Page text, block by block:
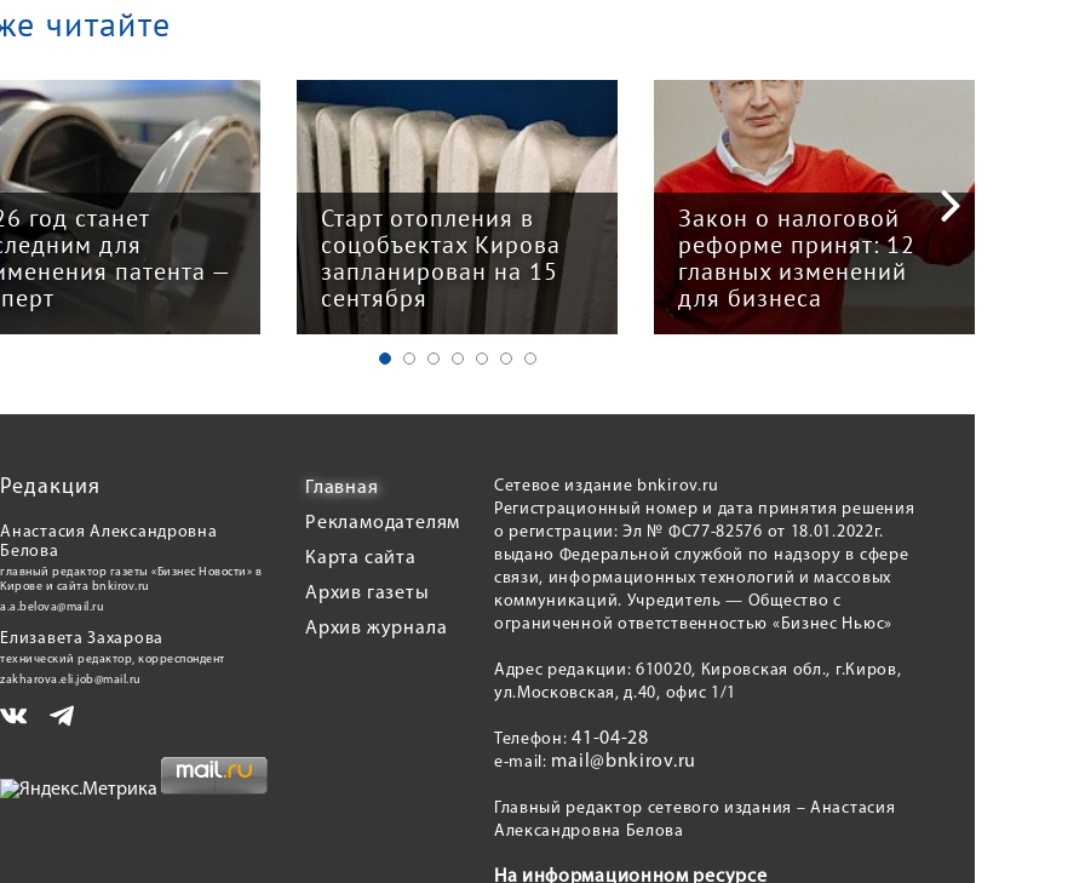
читайте
год станет
для
патента —
Старт отопления в
соцобъектах Кирова
запланирован на 15
сентября
Закон о налоговой
реформе принят: 12
главных изменений
для бизнеса
Редакция
Анастасия Александровна
Белова
главный редактор газеты «Бизнес Новости» в
Кирове и сайта bnkirov.ru
a.a.belova@mail.ru
Елизавета Захарова
технический редактор, корреспондент
zakharova.eli.job@mail.ru
Главная
Рекламодателям
Карта сайта
Архив газеты
Архив журнала
Сетевое издание bnkirov.ru
Регистрационный номер и дата принятия решения
о регистрации: Эл № ФС77-82576 от 18.01.2022г.
выдано Федеральной службой по надзору в сфере
связи, информационных технологий и массовых
коммуникаций. Учредитель — Общество с
ограниченной ответственностью «Бизнес Ньюс»
Адрес редакции: 610020, Кировская обл., г.Киров,
ул.Московская, д.40, офис 1/1
Телефон:41-04-28
e-mail: mail@bnkirov.ru
Главный редактор сетевого издания – Анастасия
Александровна Белова
На информационном ресурсе